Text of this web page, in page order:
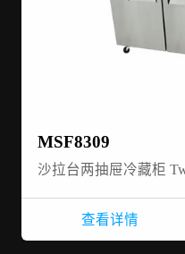
MSF8309
查看详情